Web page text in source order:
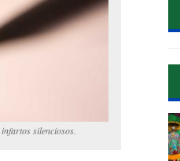
silenciosos.